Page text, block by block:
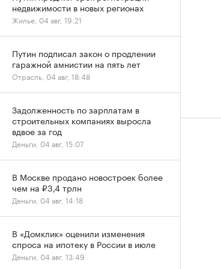
недвижимости в новых регионах
Жилье, 04 авг, 19:21
Путин подписал закон о продлении
гаражной амнистии на пять лет
Отрасль, 04 авг, 18:48
Задолженность по зарплатам в
строительных компаниях выросла
вдвое за год
Деньги, 04 авг, 15:07
В Москве продано новостроек более
чем на ₽3,4 трлн
Деньги, 04 авг, 14:18
В «Домклик» оценили изменения
спроса на ипотеку в России в июле
Деньги, 04 авг, 13:49